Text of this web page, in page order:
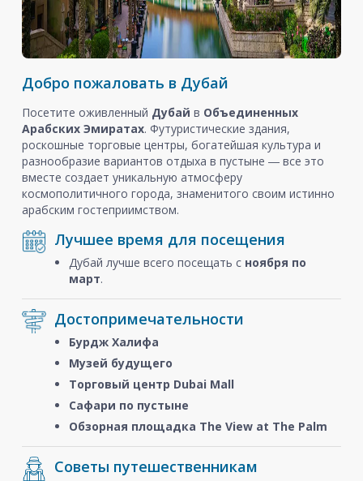
Добро пожаловать в Дубай
Посетите оживленный Дубай в Объединенных
Арабских Эмиратах. Футуристические здания,
роскошные торговые центры, богатейшая культура и
разнообразие вариантов отдыха в пустыне ― все это
вместе создает уникальную атмосферу
космополитичного города, знаменитого своим истинно
арабским гостеприимством.
Лучшее время для посещения
Дубай лучше всего посещать с ноября по
март.
Достопримечательности
Бурдж Халифа
Музей будущего
Торговый центр Dubai Mall
Сафари по пустыне
Обзорная площадка The View at The Palm
Советы путешественникам